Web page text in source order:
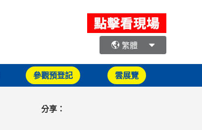
繁體
參觀預登記 雲展覽
分享：